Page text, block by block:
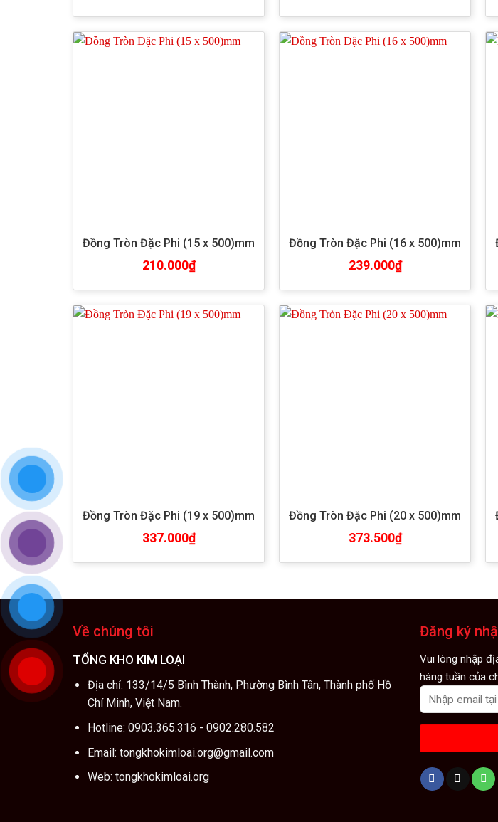
Đồng Tròn Đặc Phi (15 x 500)mm
210.000₫
Đồng Tròn Đặc Phi (16 x 500)mm
239.000₫
Đồng Tròn Đặc Phi (19 x 500)mm
337.000₫
Đồng Tròn Đặc Phi (20 x 500)mm
373.500₫
Về chúng tôi
TỔNG KHO KIM LOẠI
Địa chỉ: 133/14/5 Bình Thành, Phường Bình Tân, Thành phố Hồ
Chí Minh, Việt Nam.
Hotline: 0903.365.316 - 0902.280.582
Email: tongkhokimloai.org@gmail.com
Web: tongkhokimloai.org
Đăng ký
Vui lòng nhập
hàng tuần của